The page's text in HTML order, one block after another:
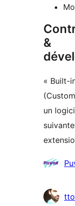
&
« Built-
un